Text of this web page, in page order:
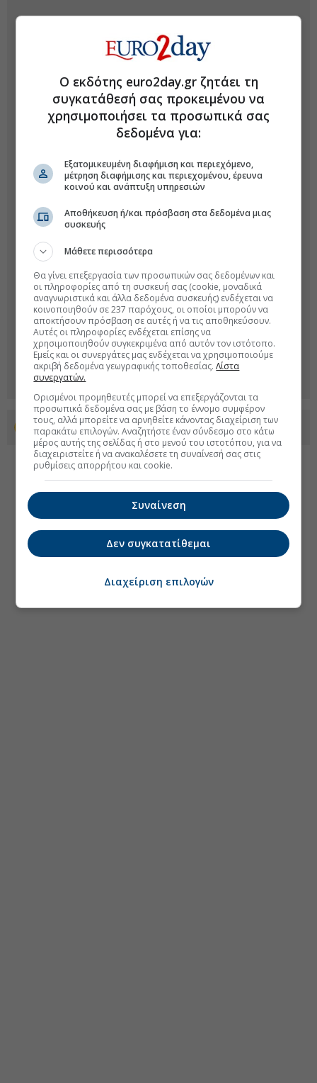
Προσθέστε το euro2day.gr στο Discover
Ο εκδότης euro2day.gr ζητάει τη
συγκατάθεσή σας προκειμένου να
χρησιμοποιήσει τα προσωπικά σας
δεδομένα για:
Εξατομικευμένη διαφήμιση και περιεχόμενο,
μέτρηση διαφήμισης και περιεχομένου, έρευνα
κοινού και ανάπτυξη υπηρεσιών
Αποθήκευση ή/και πρόσβαση στα δεδομένα μιας
συσκευής
Μάθετε περισσότερα
Θα γίνει επεξεργασία των προσωπικών σας δεδομένων και
οι πληροφορίες από τη συσκευή σας (cookie, μοναδικά
αναγνωριστικά και άλλα δεδομένα συσκευής) ενδέχεται να
κοινοποιηθούν σε 237 παρόχους, οι οποίοι μπορούν να
αποκτήσουν πρόσβαση σε αυτές ή να τις αποθηκεύσουν.
Αυτές οι πληροφορίες ενδέχεται επίσης να
χρησιμοποιηθούν συγκεκριμένα από αυτόν τον ιστότοπο.
Εμείς και οι συνεργάτες μας ενδέχεται να χρησιμοποιούμε
ακριβή δεδομένα γεωγραφικής τοποθεσίας.Λίστα
συνεργατών.
Ορισμένοι προμηθευτές μπορεί να επεξεργάζονται τα
προσωπικά δεδομένα σας με βάση το έννομο συμφέρον
τους, αλλά μπορείτε να αρνηθείτε κάνοντας διαχείριση των
παρακάτω επιλογών. Αναζητήστε έναν σύνδεσμο στο κάτω
μέρος αυτής της σελίδας ή στο μενού του ιστοτόπου, για να
διαχειριστείτε ή να ανακαλέσετε τη συναίνεσή σας στις
ρυθμίσεις απορρήτου και cookie.
Συναίνεση
Δεν συγκατατίθεμαι
Διαχείριση επιλογών